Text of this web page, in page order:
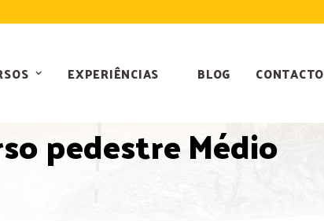
EXPERIÊNCIAS BLOG CONTACTO
pedestre Médio